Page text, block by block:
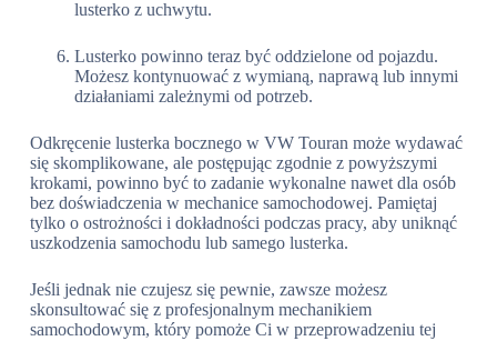
lusterko z uchwytu.
Lusterko powinno teraz być oddzielone od pojazdu.
Możesz kontynuować z wymianą, naprawą lub innymi
działaniami zależnymi od potrzeb.
Odkręcenie lusterka bocznego w VW Touran może wydawać
się skomplikowane, ale postępując zgodnie z powyższymi
krokami, powinno być to zadanie wykonalne nawet dla osób
bez doświadczenia w mechanice samochodowej. Pamiętaj
tylko o ostrożności i dokładności podczas pracy, aby uniknąć
uszkodzenia samochodu lub samego lusterka.
Jeśli jednak nie czujesz się pewnie, zawsze możesz
skonsultować się z profesjonalnym mechanikiem
samochodowym, który pomoże Ci w przeprowadzeniu tej